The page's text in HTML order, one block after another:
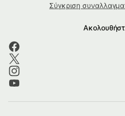
Σύγκριση